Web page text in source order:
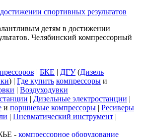
спортивных результатов
детям в достижении
Челябинский компрессорный
| БКЕ | ДГУ(Дизель
) | Где купить компрессоры и
| Воздуходувки
| Дизельные электростанции |
и поршневые компрессоры | Ресиверы
| Пневматический инструмент |
- компрессорное оборудование